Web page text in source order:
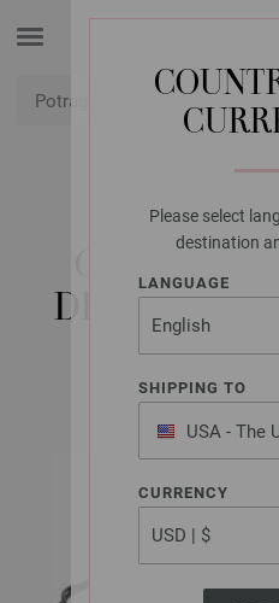
Please select
destination
LANGUAGE
SHIPPING TO
USA - The
of America
CURRENCY
LANA
OKRUGLA
DRVO-